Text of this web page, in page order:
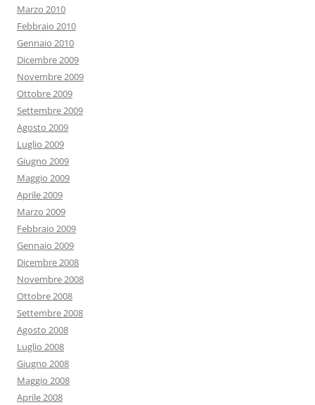
Marzo 2010
Febbraio 2010
Gennaio 2010
Dicembre 2009
Novembre 2009
Ottobre 2009
Settembre 2009
Agosto 2009
Luglio 2009
Giugno 2009
Maggio 2009
Aprile 2009
Marzo 2009
Febbraio 2009
Gennaio 2009
Dicembre 2008
Novembre 2008
Ottobre 2008
Settembre 2008
Agosto 2008
Luglio 2008
Giugno 2008
Maggio 2008
Aprile 2008